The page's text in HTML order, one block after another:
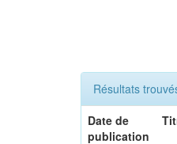
Résultats
Date de
publication